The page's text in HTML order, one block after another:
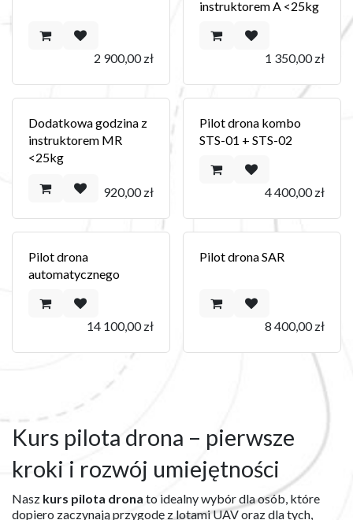
2 900,00zł
instruktorem A <25kg
1 350,00zł
Dodatkowa godzina z
instruktorem MR
<25kg
920,00zł
Pilot drona kombo
STS-01 + STS-02
4 400,00zł
Pilot drona
automatycznego
14 100,00zł
Pilot drona SAR
8 400,00zł
Kurs pilota drona – pierwsze
kroki i rozwój umiejętności
Nasz kurs pilota drona to idealny wybór dla osób, które
dopiero zaczynają przygodę z lotami UAV oraz dla tych,